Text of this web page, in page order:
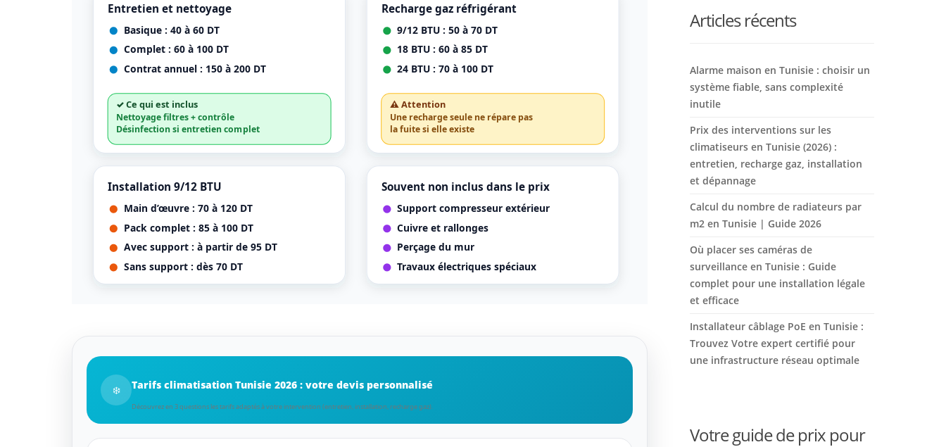
Entretien et nettoyage
Basique : 40 à 60 DT
Complet : 60 à 100 DT
Contrat annuel : 150 à 200 DT
✓ Ce qui est inclus
Nettoyage filtres + contrôle
Désinfection si entretien complet
Recharge gaz réfrigérant
9/12 BTU : 50 à 70 DT
18 BTU : 60 à 85 DT
24 BTU : 70 à 100 DT
⚠️ Attention
Une recharge seule ne répare pas
la fuite si elle existe
Installation 9/12 BTU
Main d’œuvre : 70 à 120 DT
Pack complet : 85 à 100 DT
Avec support : à partir de 95 DT
Sans support : dès 70 DT
Souvent non inclus dans le prix
Support compresseur extérieur
Cuivre et rallonges
Perçage du mur
Travaux électriques spéciaux
❄️ Tarifs climatisation Tunisie 2026 : votre devis personnalisé
Découvrez en 3 questions les tarifs adaptés à votre intervention (entretien, installation, recharge gaz).
Articles récents
Alarme maison en Tunisie : choisir un
système fiable, sans complexité
inutile
Prix des interventions sur les
climatiseurs en Tunisie (2026) :
entretien, recharge gaz, installation
et dépannage
Calcul du nombre de radiateurs par
m2 en Tunisie | Guide 2026
Où placer ses caméras de
surveillance en Tunisie : Guide
complet pour une installation légale
et efficace
Installateur câblage PoE en Tunisie :
Trouvez Votre expert certifié pour
une infrastructure réseau optimale
Votre guide de prix pour